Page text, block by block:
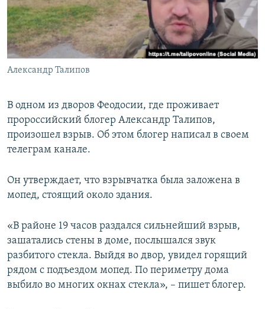
ПОБЕДИТЕЛЕЙ НЕ СУДЯТ?
КРЫМ.НЕПОКОРЕННЫЙ
ELIFBE
УКРАИНСКАЯ ПРОБЛЕМА КРЫМА
ПРИСОЕДИНЯЙТЕСЬ!
Александр Талипов
В одном из дворов Феодосии, где проживает
пророссийский блогер Александр Талипов,
произошел взрыв. Об этом блогер написал в своем
телеграм канале.
Он утверждает, что взрывчатка была заложена в
мопед, стоящий около здания.
«В районе 19 часов раздался сильнейший взрыв,
зашатались стены в доме, послышался звук
разбитого стекла. Выйдя во двор, увидел горящий
рядом с подъездом мопед. По периметру дома
выбило во многих окнах стекла», – пишет блогер.